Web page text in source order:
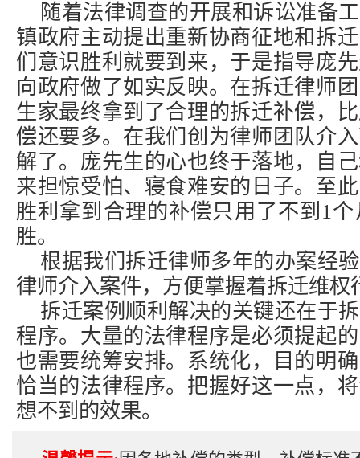
随着法律调查的开展和诉讼准备
镇政府主动提出重新协商征地和拆
们意识胜利就要到来，于是指导庞
向政府做了如实反映。在拆迁律师
生家最终拿到了合理的拆迁补偿，
偿还要多。在我们创为律师团队介
解了。庞先生的心也终于落地，自
来担惊受怕、寝食难安的日子。至
胜利拿到合理的补偿只用了不到1
胜。
根据我们拆迁律师多年的办案经
律师介入案件，方便掌握着拆迁维权
拆迁案例顺利解决的关键还在于
程序。大量的法律程序是必须提起
也需要统筹安排。系统化，目的明
恰当的法律程序。把握好这一点，
想不到的效果。